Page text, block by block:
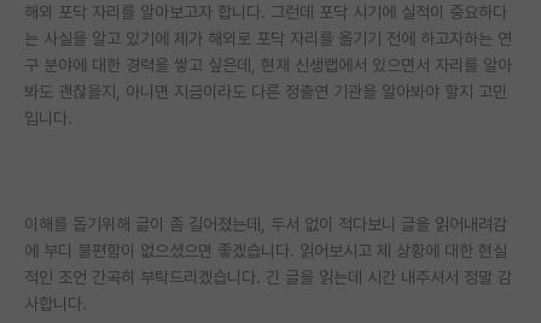
해외 포닥 자리를 알아보고자 합니다. 그런데 포닥 시기에 실적이 중요하다
는 사실을 알고 있기에 제가 해외로 포닥 자리를 옮기기 전에 하고자하는 연
구 분야에 대한 경력을 쌓고 싶은데, 현재 신생랩에서 있으면서 자리를 알아
봐도 괜찮을지, 아니면 지금이라도 다른 정출연 기관을 알아봐야 할지 고민
입니다.
이해를 돕기위해 글이 좀 길어졌는데, 두서 없이 적다보니 글을 읽어내려감
에 부디 불편함이 없으셨으면 좋겠습니다. 읽어보시고 제 상황에 대한 현실
적인 조언 간곡히 부탁드리겠습니다. 긴 글을 읽는데 시간 내주셔서 정말 감
사합니다.